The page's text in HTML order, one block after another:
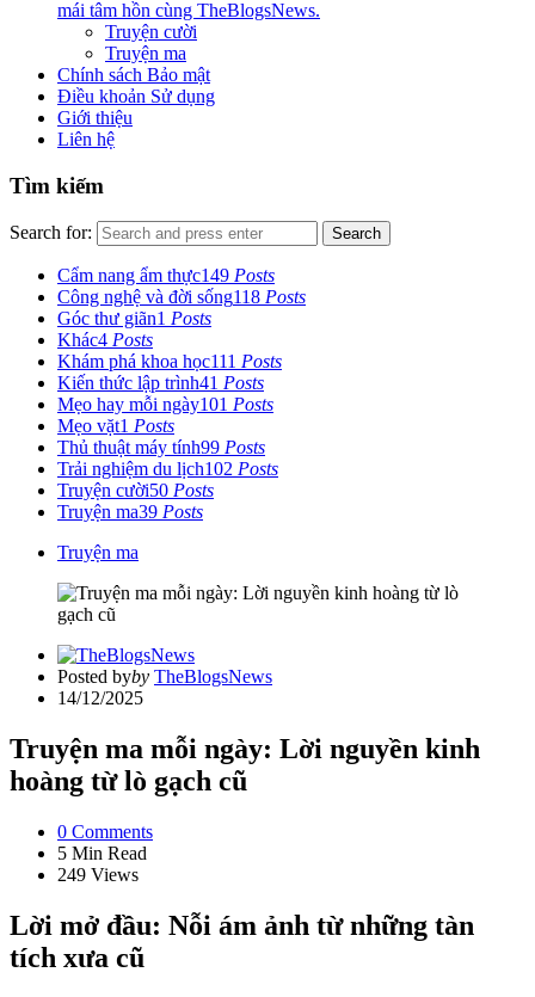
mái tâm hồn cùng TheBlogsNews.
Truyện cười
Truyện ma
Chính sách Bảo mật
Điều khoản Sử dụng
Giới thiệu
Liên hệ
Tìm kiếm
Search for: Search
Cẩm nang ẩm thực149 Posts
Công nghệ và đời sống118 Posts
Góc thư giãn1 Posts
Khác4 Posts
Khám phá khoa học111 Posts
Kiến thức lập trình41 Posts
Mẹo hay mỗi ngày101 Posts
Mẹo vặt1 Posts
Thủ thuật máy tính99 Posts
Trải nghiệm du lịch102 Posts
Truyện cười50 Posts
Truyện ma39 Posts
Truyện ma
Posted byby TheBlogsNews
14/12/2025
Truyện ma mỗi ngày: Lời nguyền kinh
hoàng từ lò gạch cũ
0 Comments
5 Min Read
249 Views
Lời mở đầu: Nỗi ám ảnh từ những tàn
tích xưa cũ